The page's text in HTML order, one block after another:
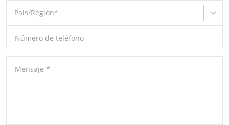
País/Región*
Número de teléfono
Mensaje *